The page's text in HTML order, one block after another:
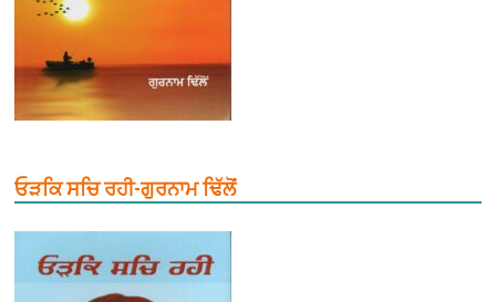
ਓੜਕਿ ਸਚਿ ਰਹੀ-ਗੁਰਨਾਮ ਢਿੱਲੋਂ